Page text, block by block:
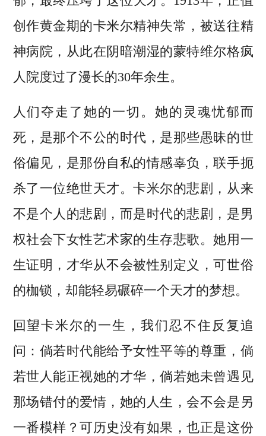
创作黄金期的卡米尔精神失常，被送往精
神病院，从此在阴暗潮湿的蒙特维尔格疯
人院度过了漫长的30年余生。
人们夺走了她的一切。她的灵魂忧郁而
死，是那个不公的时代，是那些愚昧的世
俗偏见，是那份自私的情感辜负，联手扼
杀了一位绝世天才。卡米尔的悲剧，从来
不是个人的悲剧，而是时代的悲剧，是男
权社会下女性艺术家的生存悲歌。她用一
生证明，才华从不会被性别定义，可世俗
的枷锁，却能轻易碾碎一个天才的梦想。
回望卡米尔的一生，我们忍不住反复追
问：倘若时代能给予女性平等的尊重，倘
若世人能正视她的才华，倘若她未曾遇见
那场错付的爱情，她的人生，会不会是另
一番模样？可历史没有如果，也正是这份